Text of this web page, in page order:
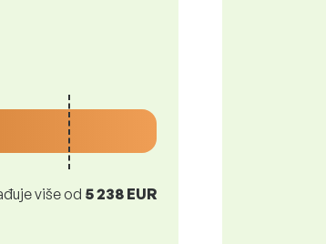
više od 5 238 EUR